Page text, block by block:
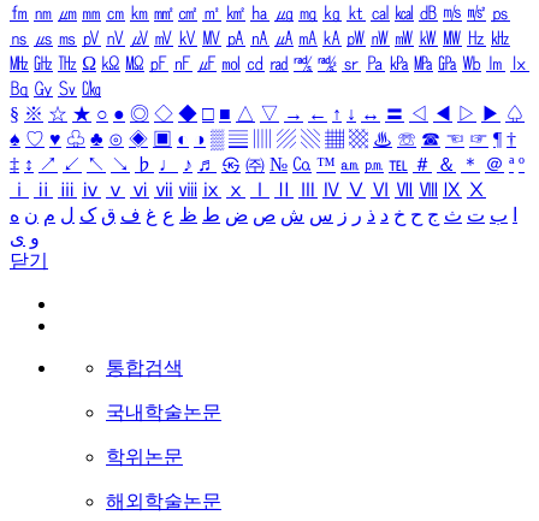
㎙ ㎚ ㎛ ㎜ ㎝ ㎞ ㎟ ㎠ ㎡ ㎢ ㏊ ㎍ ㎎ ㎏ ㏏ ㎈ ㎉ ㏈ ㎧ ㎨ ㎰
㎱ ㎲ ㎳ ㎴ ㎵ ㎶ ㎷ ㎸ ㎹ ㎀ ㎁ ㎂ ㎃ ㎄ ㎺ ㎻ ㎽ ㎾ ㎿ ㎐ ㎑
㎒ ㎓ ㎔ Ω ㏀ ㏁ ㎊ ㎋ ㎌ ㏖ ㏅ ㎭ ㎮ ㎯ ㏛ ㎩ ㎪ ㎫ ㎬ ㏝ ㏐
㏓
㏃ ㏉ ㏜ ㏆
§ ※ ☆ ★ ○ ● ◎ ◇ ◆ □ ■ △ ▽ → ← ↑ ↓ ↔ 〓 ◁ ◀ ▷ ▶ ♤
♠ ♡ ♥ ♧ ♣ ⊙ ◈ ▣ ◐ ◑ ▒ ▤ ▨ ▧ ▦ ▩ ♨ ☏ ☎ ☜ ☞ ¶ †
‡ ↕ ↗ ↙ ↖ ↘ ♭ ♩ ♪ ♬ ㉿ ㈜ № ㏇ ™ ㏂ ㏘ ℡ ＃ ＆ ＊ ＠ ª º
ⅰ
ⅱ ⅲ ⅳ ⅴ ⅵ ⅶ ⅷ ⅸ ⅹ Ⅳ Ⅴ Ⅵ Ⅶ Ⅷ Ⅸ Ⅹ
ب ت ث ج ح خ د ذ ر ز س ش ص ض ط ظ ع غ ف ق ک ل م ن ه
و ی
닫기
통합검색
국내학술논문
학위논문
해외학술논문